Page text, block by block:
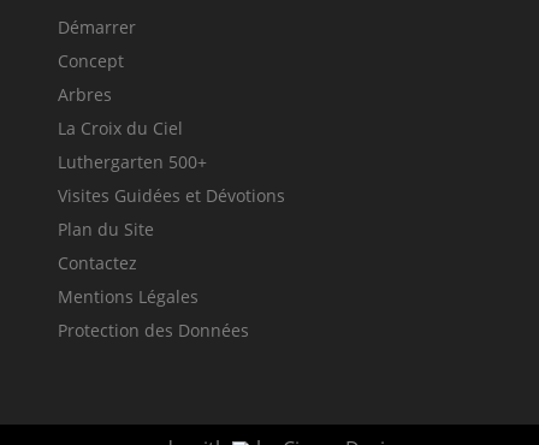
Démarrer
Concept
Arbres
La Croix du Ciel
Luthergarten 500+
Visites Guidées et Dévotions
Plan du Site
Contactez
Mentions Légales
Protection des Données